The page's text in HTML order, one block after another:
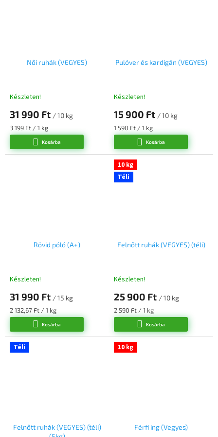
Női ruhák (VEGYES)
Készleten!
31 990 Ft / 10 kg
Egységár:
3 199 Ft / 1 kg
Kosárba
Pulóver és kardigán (VEGYES)
Készleten!
15 900 Ft / 10 kg
Egységár:
1 590 Ft / 1 kg
Kosárba
Rövid póló (A+)
Készleten!
31 990 Ft / 15 kg
Egységár:
2 132,67 Ft / 1 kg
Kosárba
10 kg
Téli
Felnőtt ruhák (VEGYES) (téli)
Készleten!
25 900 Ft / 10 kg
Egységár:
2 590 Ft / 1 kg
Kosárba
Téli
Felnőtt ruhák (VEGYES) (téli)
10 kg
Férfi ing (Vegyes)